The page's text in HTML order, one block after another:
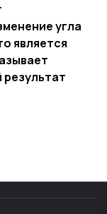
угла
является
результат